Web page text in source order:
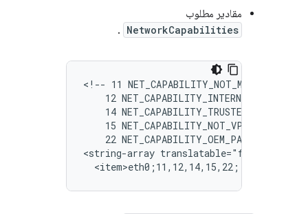
مقادیر مطلوب
NetworkCapabilities
.
<!-- 11 NET_CAPABILITY_NOT_METERED
    12 NET_CAPABILITY_INTERNET
    14 NET_CAPABILITY_TRUSTED
    15 NET_CAPABILITY_NOT_VPN
22 NET_CAPABILITY_OEM_PAID || 26
<string-array translatable="false"
<item>eth0;11,12,14,15,22;;</item></